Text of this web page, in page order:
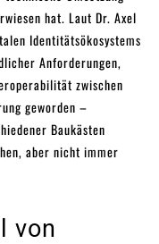
hat. Laut Dr. Axel
Identitätsökosystems
Anforderungen,
zwischen
geworden –
Baukästen
aber nicht immer
von